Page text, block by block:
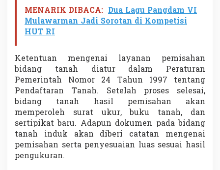
k
P
a
a
n
L
e
n
g
a
n
y
MENARIK DIBACA: Dua Lagu Pangdam VI
Mulawarman Jadi Sorotan di Kompetisi
HUT RI
Ketentuan mengenai layanan pemisahan
bidang tanah diatur dalam Peraturan
Pemerintah Nomor 24 Tahun 1997 tentang
Pendaftaran Tanah. Setelah proses selesai,
bidang tanah hasil pemisahan akan
memperoleh surat ukur, buku tanah, dan
sertipikat baru. Adapun dokumen pada bidang
tanah induk akan diberi catatan mengenai
pemisahan serta penyesuaian luas sesuai hasil
pengukuran.